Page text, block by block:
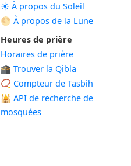
☀️ À propos du Soleil
🌕 À propos de la Lune
Heures de prière
Horaires de prière
🕋 Trouver la Qibla
📿 Compteur de Tasbih
🕌 API de recherche de
mosquées